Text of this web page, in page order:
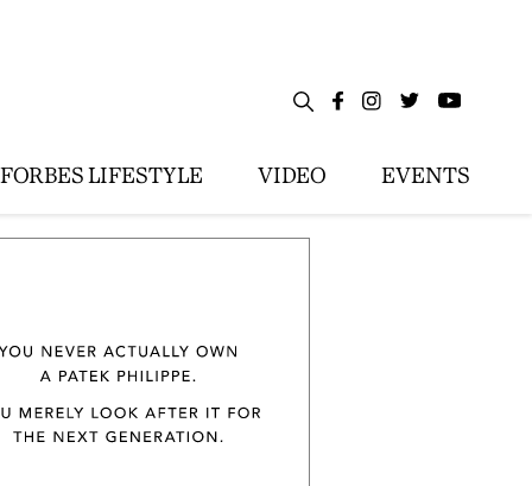
FORBES LIFESTYLE VIDEO EVENTS